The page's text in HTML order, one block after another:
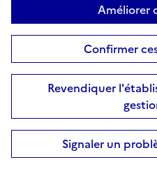
Améliorer
Confirmer
Revendiquer
Signaler un